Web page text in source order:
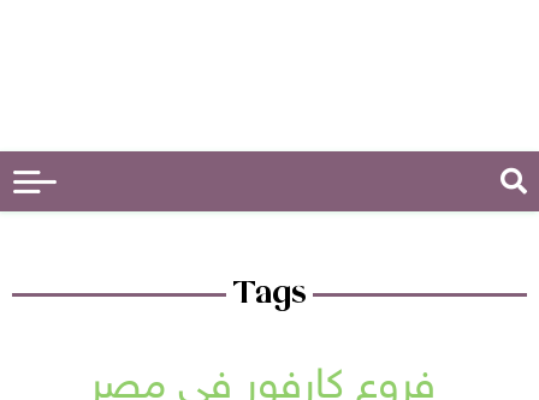
Tags
فروع كارفور في مصر